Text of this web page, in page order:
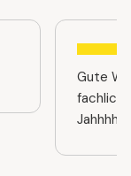
Gute
fachlich